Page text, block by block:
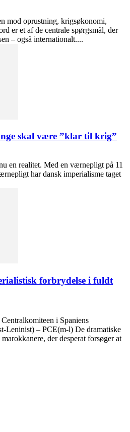
mod oprustning, krigsøkonomi,
er et af de centrale spørgsmål, der
– også internationalt....
skal være ”klar til krig”
en realitet. Med en værnepligt på 11
har dansk imperialisme taget
forbrydelse i fuldt
i Spaniens
Leninist) – PCE(m-l) De dramatiske
der desperat forsøger at